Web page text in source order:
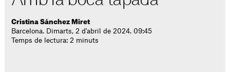
Cristina Sánchez Miret
Barcelona. Dimarts, 2 d'abril de 2024. 09:45
Temps de lectura: 2 minuts